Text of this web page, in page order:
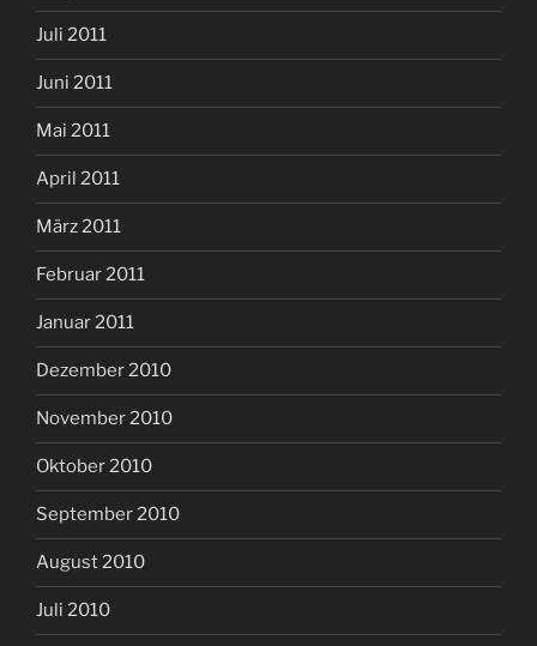
Juli 2011
Juni 2011
Mai 2011
April 2011
März 2011
Februar 2011
Januar 2011
Dezember 2010
November 2010
Oktober 2010
September 2010
August 2010
Juli 2010